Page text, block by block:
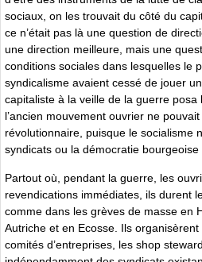
sociaux, on les trouvait du côté du
ce n’était pas là une question de
une direction meilleure, mais une
conditions sociales dans lesquelles le
syndicalisme avaient cessé de jouer
capitaliste à la veille de la guerre
l’ancien mouvement ouvrier ne
révolutionnaire, puisque le socialisme
syndicats ou la démocratie bourgeoise
Partout où, pendant la guerre, les
revendications immédiates, ils durent
comme dans les grèves de masse en
Autriche et en Ecosse. Ils
comités d’entreprises, les shop